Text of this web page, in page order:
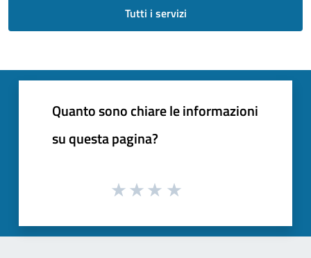
Tutti i servizi
Quanto sono chiare le informazioni
su questa pagina?